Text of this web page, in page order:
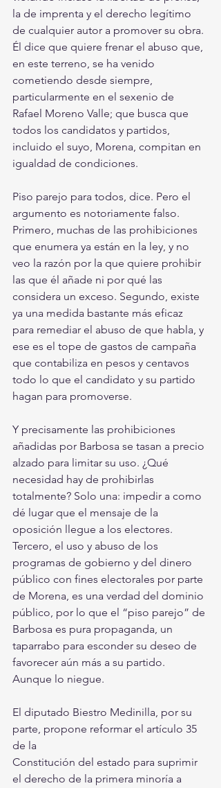
la de imprenta y el derecho legítimo
de cualquier autor a promover su obra.
Él dice que quiere frenar el abuso que,
en este terreno, se ha venido
cometiendo desde siempre,
particularmente en el sexenio de
Rafael Moreno Valle; que busca que
todos los candidatos y partidos,
incluido el suyo, Morena, compitan en
igualdad de condiciones.
Piso parejo para todos, dice. Pero el
argumento es notoriamente falso.
Primero, muchas de las prohibiciones
que enumera ya están en la ley, y no
veo la razón por la que quiere prohibir
las que él añade ni por qué las
considera un exceso. Segundo, existe
ya una medida bastante más eficaz
para remediar el abuso de que habla, y
ese es el tope de gastos de campaña
que contabiliza en pesos y centavos
todo lo que el candidato y su partido
hagan para promoverse.
Y precisamente las prohibiciones
añadidas por Barbosa se tasan a precio
alzado para limitar su uso. ¿Qué
necesidad hay de prohibirlas
totalmente? Solo una: impedir a como
dé lugar que el mensaje de la
oposición llegue a los electores.
Tercero, el uso y abuso de los
programas de gobierno y del dinero
público con fines electorales por parte
de Morena, es una verdad del dominio
público, por lo que el “piso parejo” de
Barbosa es pura propaganda, un
taparrabo para esconder su deseo de
favorecer aún más a su partido.
Aunque lo niegue.
El diputado Biestro Medinilla, por su
parte, propone reformar el artículo 35
de la
Constitución del estado para suprimir
el derecho de la primera minoría a